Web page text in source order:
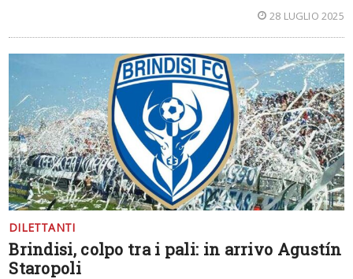
28 LUGLIO 2025
DILETTANTI
Brindisi, colpo tra i pali: in arrivo Agustín
Staropoli